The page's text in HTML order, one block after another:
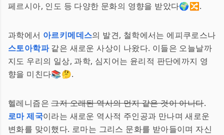
페르시아, 인도 등 다양한 문화의 영향을 받았다🌍🔀.
과학에서 아르키메데스의 발견, 철학에서는 에피쿠로스나
스토아학파같은 새로운 사상이 나왔다. 이들은 오늘날까
지도 우리의 일상, 과학, 심지어는 윤리적 판단에까지 영
향을 미친다📚🤔.
헬레니즘은그저 오래된 역사의 먼지 같은 것이 아니다.
로마 제국이라는 새로운 역사적 주인공과 만나며 새로운
변화를 맞이했다. 로마는 그리스 문화를 받아들이며 자신